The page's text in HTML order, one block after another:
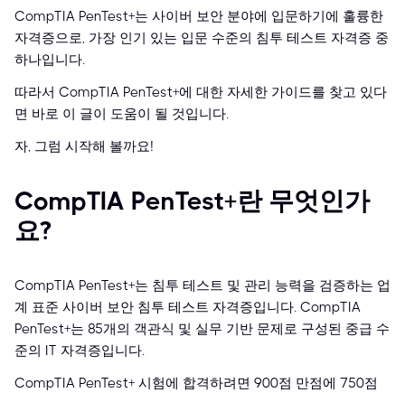
CompTIA PenTest+는 사이버 보안 분야에 입문하기에 훌륭한
자격증으로, 가장 인기 있는 입문 수준의 침투 테스트 자격증 중
하나입니다.
따라서 CompTIA PenTest+에 대한 자세한 가이드를 찾고 있다
면 바로 이 글이 도움이 될 것입니다.
자, 그럼 시작해 볼까요!
CompTIA PenTest+란 무엇인가
요?
CompTIA PenTest+는 침투 테스트 및 관리 능력을 검증하는 업
계 표준 사이버 보안 침투 테스트 자격증입니다. CompTIA
PenTest+는 85개의 객관식 및 실무 기반 문제로 구성된 중급 수
준의 IT 자격증입니다.
CompTIA PenTest+ 시험에 합격하려면 900점 만점에 750점